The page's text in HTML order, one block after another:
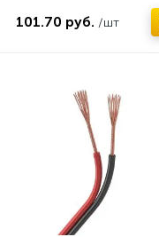
101.70 руб. /шт